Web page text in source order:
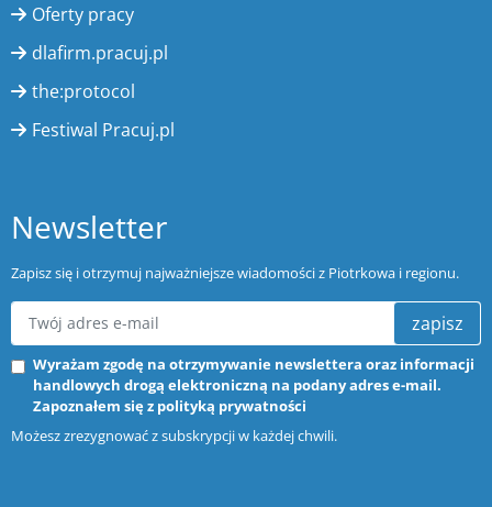
Oferty pracy
dlafirm.pracuj.pl
the:protocol
Festiwal Pracuj.pl
Newsletter
Zapisz się i otrzymuj najważniejsze wiadomości z Piotrkowa i regionu.
zapisz
Wyrażam zgodę na otrzymywanie newslettera oraz informacji
handlowych drogą elektroniczną na podany adres e-mail.
Zapoznałem się z polityką prywatności
Możesz zrezygnować z subskrypcji w każdej chwili.